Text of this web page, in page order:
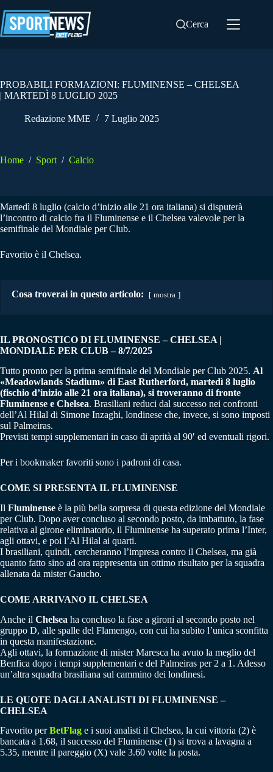
al
contenuto
Cerca
PROBABILI FORMAZIONI: FLUMINENSE – CHELSEA
| MARTEDÌ 8 LUGLIO 2025
Redazione MME 7 Luglio 2025
Home / Sport / Calcio
Martedì 8 luglio (calcio d’inizio alle 21 ora italiana) si disputerà
l’incontro di calcio fra il Fluminense e il Chelsea valevole per la
semifinale del Mondiale per Club.
Favorito è il Chelsea.
Cosa troverai in questo articolo: mostra
IL PRONOSTICO DI FLUMINENSE – CHELSEA |
MONDIALE PER CLUB – 8/7/2025
Tutto pronto per la prima semifinale del Mondiale per Club 2025. Al
«Meadowlands Stadium» di East Rutherford, martedì 8 luglio
(fischio d’inizio alle 21 ora italiana), si troveranno di fronte
Fluminense e Chelsea. Brasiliani reduci dal successo nei confronti
dell’Al Hilal di Simone Inzaghi, londinese che, invece, si sono imposti
sul Palmeiras.
Previsti tempi supplementari in caso di aprità al 90′ ed eventuali rigori.
Per i bookmaker favoriti sono i padroni di casa.
COME SI PRESENTA IL FLUMINENSE
Il Fluminense è la più bella sorpresa di questa edizione del Mondiale
per Club. Dopo aver concluso al secondo posto, da imbattuto, la fase
relativa al girone eliminatorio, il Fluminense ha superato prima l’Inter,
agli ottavi, e poi l’Al Hilal ai quarti.
I brasiliani, quindi, cercheranno l’impresa contro il Chelsea, ma già
quanto fatto sino ad ora rappresenta un ottimo risultato per la squadra
allenata da mister Gaucho.
COME ARRIVANO IL CHELSEA
Anche il Chelsea ha concluso la fase a gironi al secondo posto nel
gruppo D, alle spalle del Flamengo, con cui ha subito l’unica sconfitta
in questa manifestazione.
Agli ottavi, la formazione di mister Maresca ha avuto la meglio del
Benfica dopo i tempi supplementari e del Palmeiras per 2 a 1. Adesso
un’altra squadra brasiliana sul cammino dei londinesi.
LE QUOTE DAGLI ANALISTI DI FLUMINENSE –
CHELSEA
Favorito perBetFlag e i suoi analisti il Chelsea, la cui vittoria (2) è
bancata a 1.68, il successo del Fluminense (1) si trova a lavagna a
5.35, mentre il pareggio (X) vale 3.60 volte la posta.